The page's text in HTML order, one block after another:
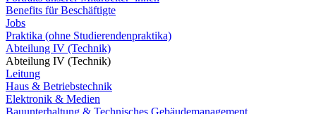
Benefits für Beschäftigte
Jobs
Praktika (ohne Studierendenpraktika)
Abteilung IV (Technik)
Abteilung IV (Technik)
Leitung
Haus & Betriebstechnik
Elektronik & Medien
Bauunterhaltung & Technisches Gebäudemanagement